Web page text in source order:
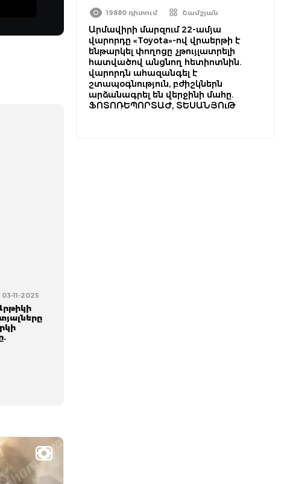
03-11-2025
19880 դիտում Շամշյան
Արմավիրի մարզում 22-ամյա
վարորդը «Toyota»-ով վրաերթի է
ենթարկել փողոցը չթույլատրելի
հատվածով անցնող հետիոտնին.
վարորդն ահազանգել է
շտապօգնություն, բժիշկներն
արձանագրել են վերջինի մահը.
ՖՈՏՈՌԵՊՈՐՏԱԺ, ՏԵՍԱՆՅՈւԹ